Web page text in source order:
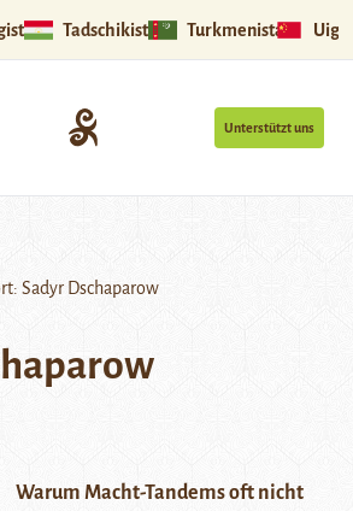
Tadschikistan Turkmenistan
Unterstützt uns
Sadyr Dschaparow
Warum Macht-Tandems oft nicht